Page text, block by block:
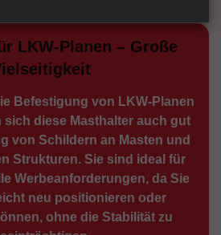
LKW-Planen – Große
Be­festigung von LKW-Planen
sich diese Masthalter auch gut
von Schildern an Masten und
Strukturen. Sie sind ideal für
Werbean­forderungen, da Sie
neu positio­nieren oder
ohne die Stabilität zu